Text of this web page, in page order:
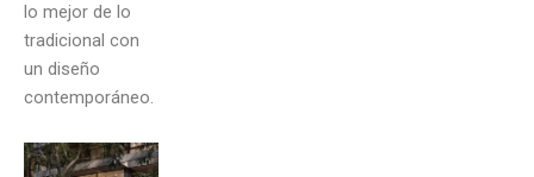
lo mejor de lo
tradicional con
un diseño
contemporáneo.